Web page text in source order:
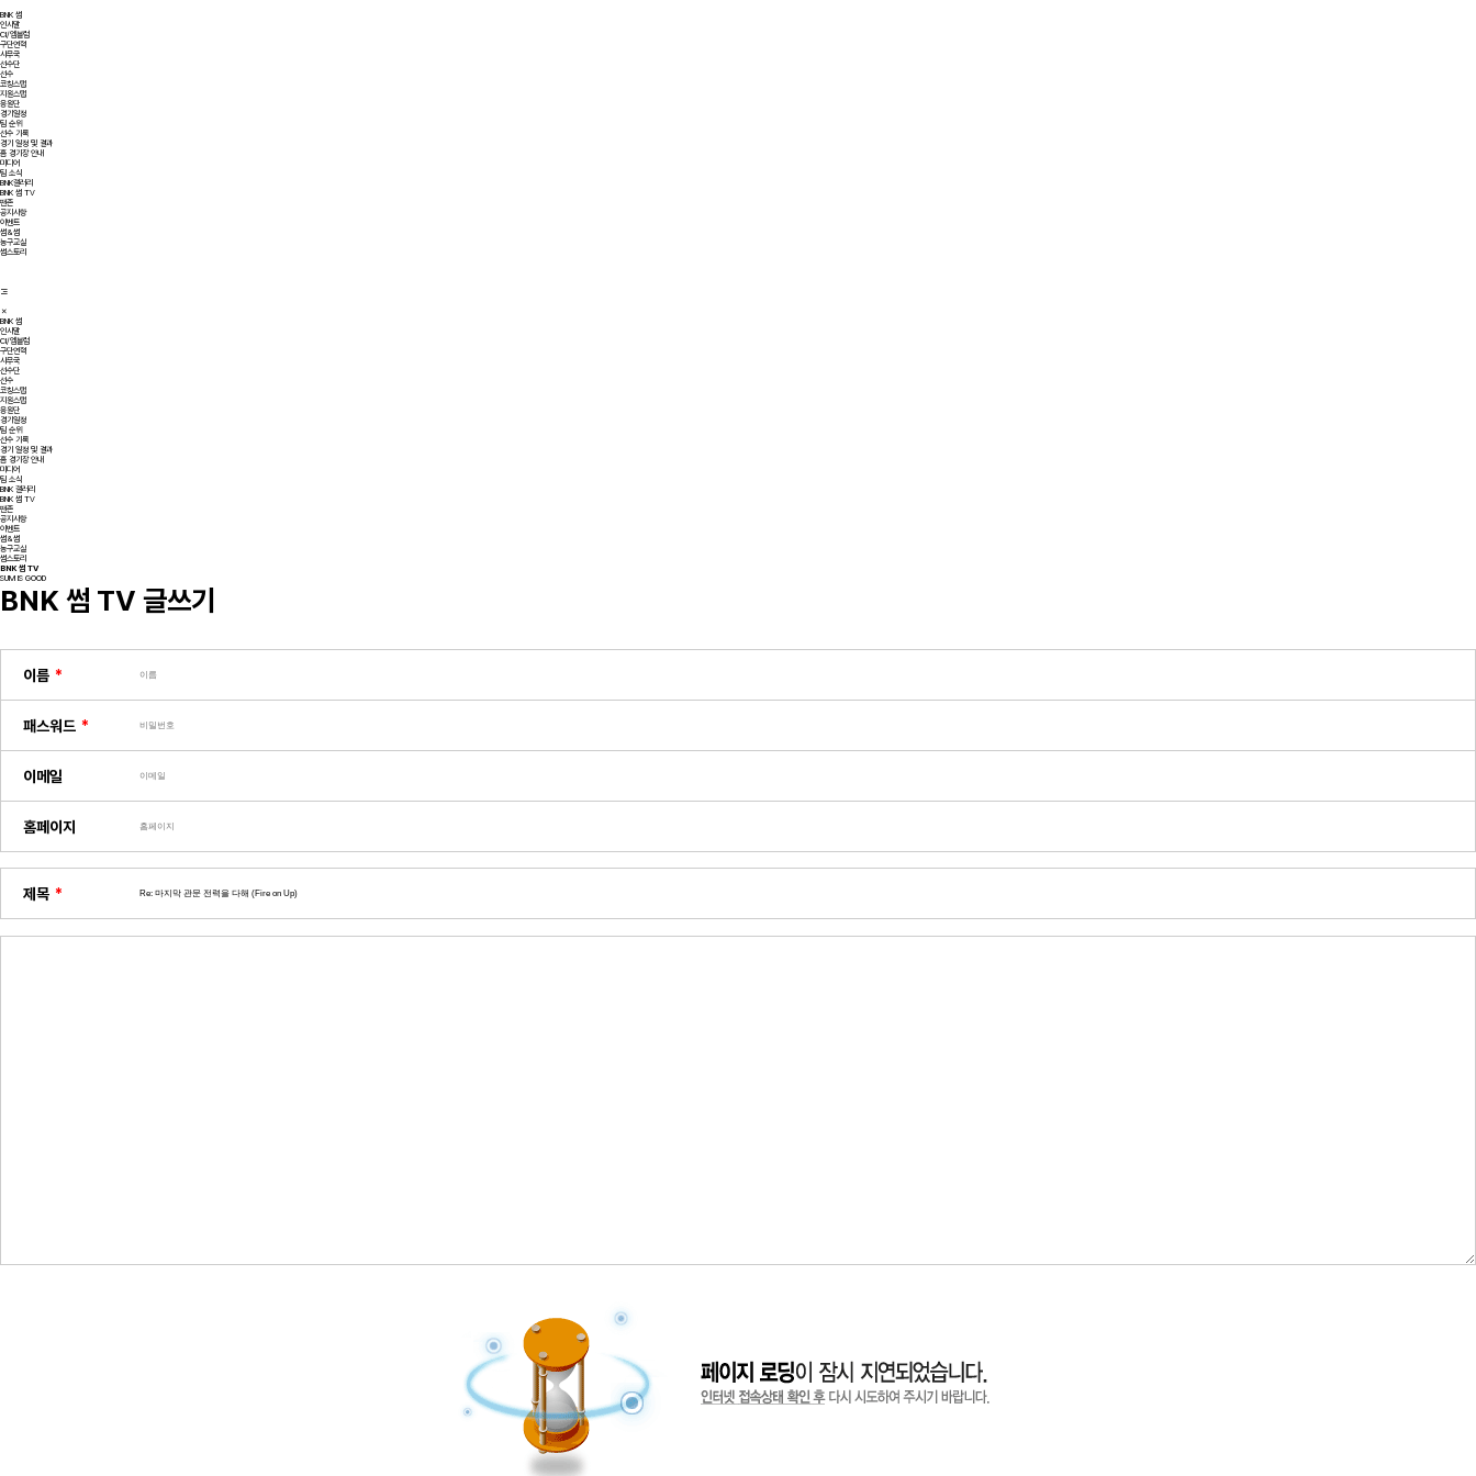
BNK 썸
인사말
CI/엠블럼
구단연혁
사무국
선수단
선수
코칭스탭
지원스탭
응원단
경기일정
팀 순위
선수 기록
경기 일정 및 결과
홈 경기장 안내
미디어
팀 소식
BNK갤러리
BNK 썸 TV
팬존
공지사항
이벤트
썸&썸
농구교실
썸스토리
BNK 썸
인사말
CI/엠블럼
구단연혁
사무국
선수단
선수
코칭스탭
지원스탭
응원단
경기일정
팀 순위
선수 기록
경기 일정 및 결과
홈 경기장 안내
미디어
팀 소식
BNK 갤러리
BNK 썸 TV
팬존
공지사항
이벤트
썸&썸
농구교실
썸스토리
BNK 썸 TV
SUM IS GOOD
BNK 썸 TV 글쓰기
이름
패스워드
이메일
홈페이지
제목